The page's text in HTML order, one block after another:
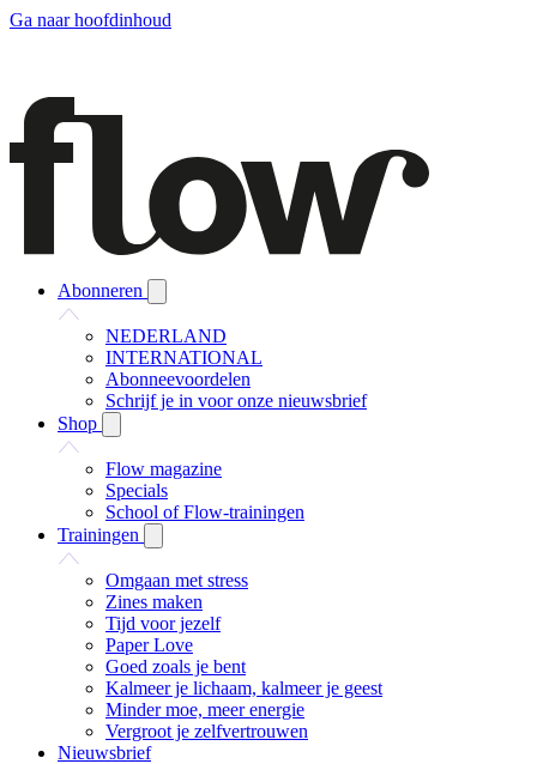
Ga naar hoofdinhoud
Abonneren
NEDERLAND
INTERNATIONAL
Abonneevoordelen
Schrijf je in voor onze nieuwsbrief
Shop
Flow magazine
Specials
School of Flow-trainingen
Trainingen
Omgaan met stress
Zines maken
Tijd voor jezelf
Paper Love
Goed zoals je bent
Kalmeer je lichaam, kalmeer je geest
Minder moe, meer energie
Vergroot je zelfvertrouwen
Nieuwsbrief